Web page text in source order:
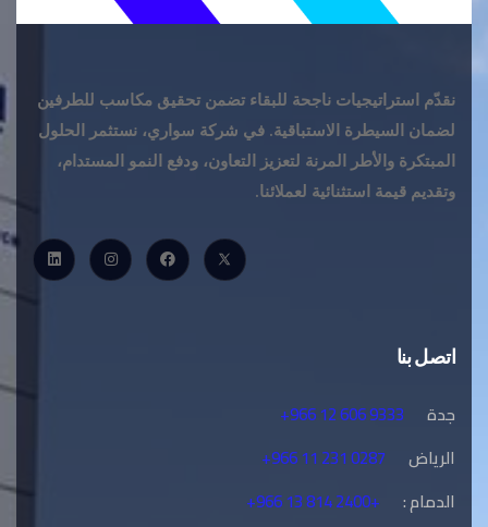
نقدّم استراتيجيات ناجحة للبقاء تضمن تحقيق مكاسب للطرفين
لضمان السيطرة الاستباقية. في شركة سواري، نستثمر الحلول
المبتكرة والأطر المرنة لتعزيز التعاون، ودفع النمو المستدام،
وتقديم قيمة استثنائية لعملائنا.
اتصل بنا
جدة
+966 12 606 9333
الرياض
+966 11 231 0287
الدمام :
+966 13 814 2400+